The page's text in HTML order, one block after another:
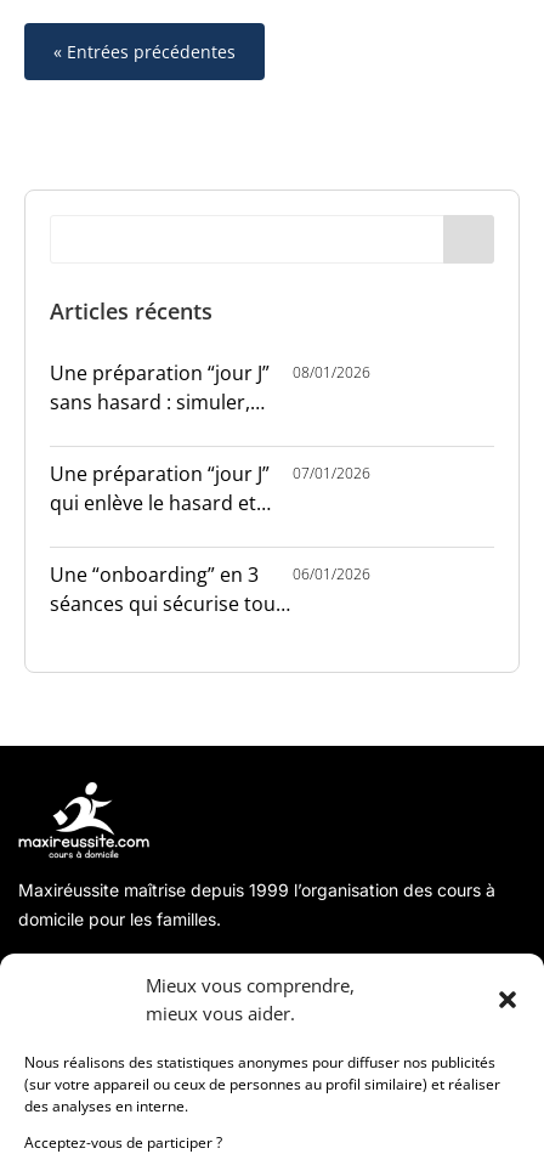
Mieux vous comprendre,
mieux vous aider.
Nous réalisons des statistiques anonymes pour diffuser nos publicités
(sur votre appareil ou ceux de personnes au profil similaire) et réaliser
des analyses en interne.
Acceptez-vous de participer ?
« Entrées précédentes
Articles récents
Une préparation “jour J”
sans hasard : simuler,
08/01/2026
Une préparation “jour J”
qui enlève le hasard et
07/01/2026
Une “onboarding” en 3
séances qui sécurise tout
06/01/2026
Maxiréussite maîtrise depuis 1999 l’organisation des cours à
domicile pour les familles.
Coordonnées